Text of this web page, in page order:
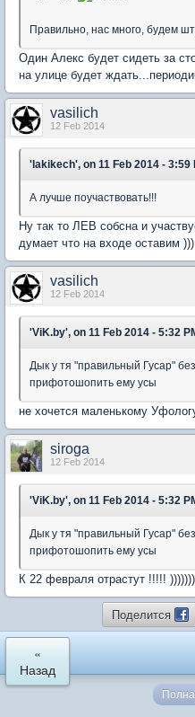
Правильно, нас много, будем
Один Алекс будет сидеть за
на улице будет
vasilich
12 Feb 2014
'lakikech', on 11 Feb 2014 - 3:59
А лучше поучаствовать!!!
Ну так то ЛЕВ собсна и
думает что на входе оставим )))
vasilich
12 Feb 2014
'ViK.by', on 11 Feb 2014 - 5:32
Дык у тя "правильный Гусар"
прифотошопить ему усы
не хочется маленькому
siroga
12 Feb 2014
'ViK.by', on 11 Feb 2014 - 5:32
Дык у тя "правильный Гусар"
прифотошопить ему усы
К 22 февраля отрастут !!!!!
Поделится
«
Назад